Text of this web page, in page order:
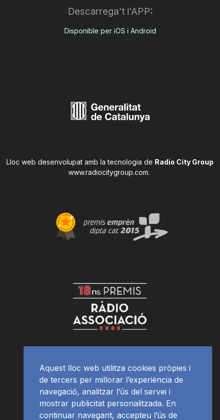
Descarrega't l'APP:
Disponible per iOS i Android
Lloc web desenvolupat amb la tecnologia de Radio City Group
www.radiocitygroup.com.
Aquest lloc web utilitza cookies pròpies i
de tercers per millorar l’experiència de
navegació, analitzar l’ús del servei i
mostrar publicitat personalitzada. En
continuar navegant, accepteu l’ús de